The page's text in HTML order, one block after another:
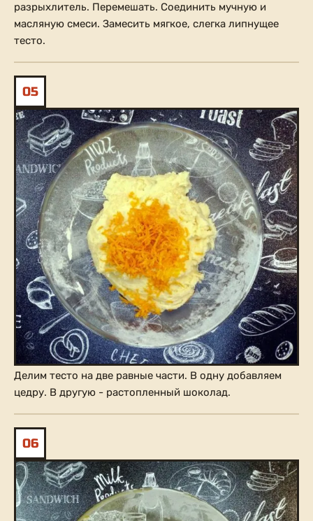
разрыхлитель. Перемешать. Соединить мучную и
масляную смеси. Замесить мягкое, слегка липнущее
тесто.
05
Делим тесто на две равные части. В одну добавляем
цедру. В другую - растопленный шоколад.
06